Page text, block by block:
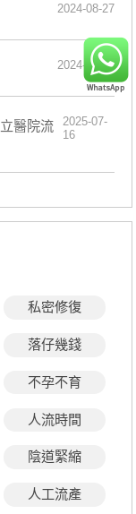
2024-08-27
2024-05-13
醫院流
2025-07-
16
私密修復
落仔幾錢
不孕不育
人流時間
陰道緊縮
人工流產